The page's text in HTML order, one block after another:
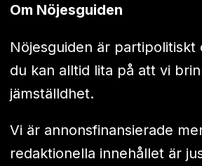
Om Nöjesguiden
Nöjesguiden är partipolitiskt
du kan alltid lita på att vi
jämställdhet.
Vi är annonsfinansierade
redaktionella innehållet är